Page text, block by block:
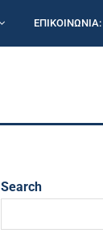
ΕΠΙΚΟΙΝΩΝΙΑ:
Search